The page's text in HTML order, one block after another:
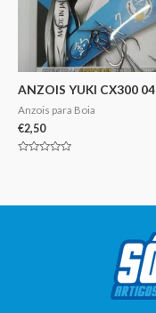
ANZOIS YUKI CX300 04
Anzois para Boia
€2,50